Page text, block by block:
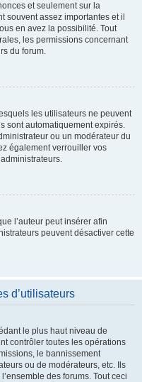
et seulement sur la
souvent assez importantes et il
en avez la possibilité. Tout
les permissions concernant
du forum.
les utilisateurs ne peuvent
sont automatiquement expirés.
ou un modérateur du
également verrouiller vos
l’auteur peut insérer afin
peuvent désactiver cette
d’utilisateurs
le plus haut niveau de
contrôler toutes les opérations
le bannissement
ou de modérateurs, etc. Ils
des forums. Tout ceci